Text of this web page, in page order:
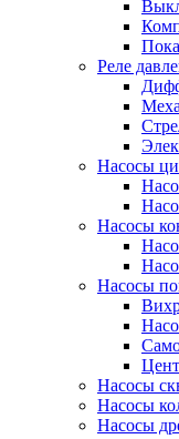
Реле
Насосы
Насосы
Насосы
Насосы
Насосы
Насосы